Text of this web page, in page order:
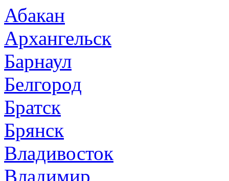
Абакан
Архангельск
Барнаул
Белгород
Братск
Брянск
Владивосток
Владимир